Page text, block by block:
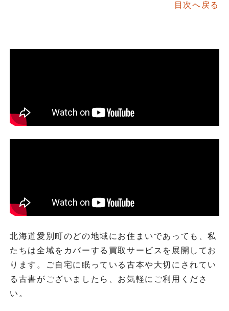
目次へ戻る
北海道愛別町のどの地域にお住まいであっても、私
たちは全域をカバーする買取サービスを展開してお
ります。ご自宅に眠っている古本や大切にされてい
る古書がございましたら、お気軽にご利用くださ
い。